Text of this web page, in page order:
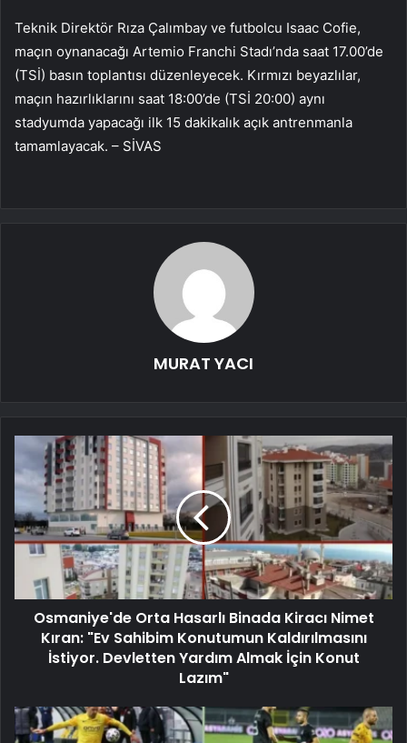
Teknik Direktör Rıza Çalımbay ve futbolcu Isaac Cofie,
maçın oynanacağı Artemio Franchi Stadı’nda saat 17.00’de
(TSİ) basın toplantısı düzenleyecek. Kırmızı beyazlılar,
maçın hazırlıklarını saat 18:00’de (TSİ 20:00) aynı
stadyumda yapacağı ilk 15 dakikalık açık antrenmanla
tamamlayacak. – SİVAS
MURAT YACI
Osmaniye'de Orta Hasarlı Binada Kiracı Nimet
Kıran: "Ev Sahibim Konutumun Kaldırılmasını
İstiyor. Devletten Yardım Almak İçin Konut
Lazım"